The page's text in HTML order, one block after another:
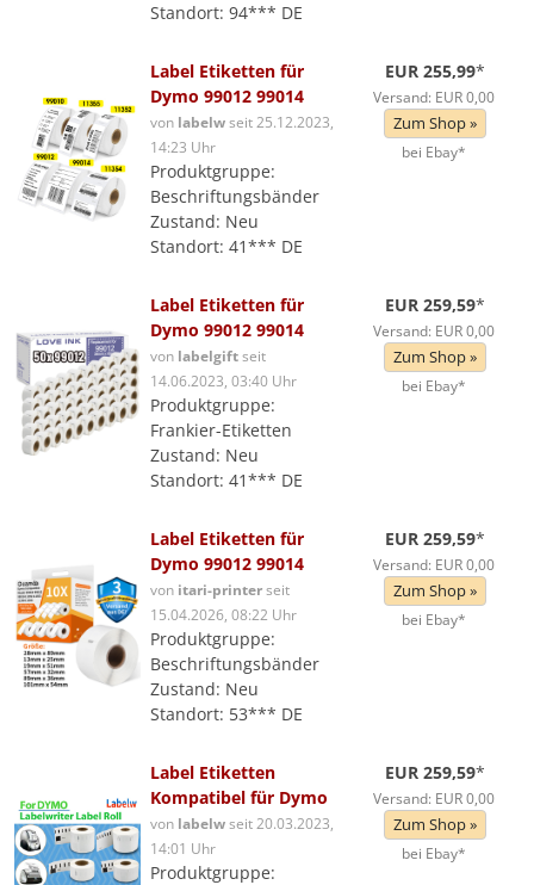
Standort: 94*** DE
Label Etiketten für
Dymo 99012 99014
von labelwseit 25.12.2023,
14:23 Uhr
Produktgruppe:
Beschriftungsbänder
Zustand: Neu
Standort: 41*** DE
EUR 255,99*
Versand: EUR 0,00
Zum Shop »
bei Ebay*
Label Etiketten für
Dymo 99012 99014
von labelgiftseit
14.06.2023, 03:40 Uhr
Produktgruppe:
Frankier-Etiketten
Zustand: Neu
Standort: 41*** DE
EUR 259,59*
Versand: EUR 0,00
Zum Shop »
bei Ebay*
Label Etiketten für
Dymo 99012 99014
von itari-printerseit
15.04.2026, 08:22 Uhr
Produktgruppe:
Beschriftungsbänder
Zustand: Neu
Standort: 53*** DE
EUR 259,59*
Versand: EUR 0,00
Zum Shop »
bei Ebay*
Label Etiketten
Kompatibel für Dymo
von labelwseit 20.03.2023,
14:01 Uhr
Produktgruppe:
EUR 259,59*
Versand: EUR 0,00
Zum Shop »
bei Ebay*